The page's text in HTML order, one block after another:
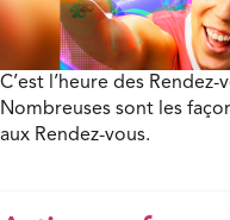
C’est l’heure des
Nombreuses sont les
aux Rendez-vous.